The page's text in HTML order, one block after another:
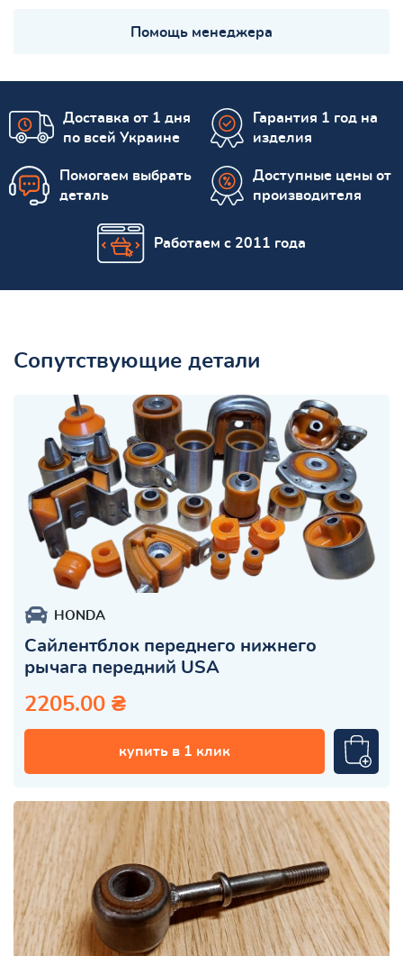
Помощь менеджера
Доставка от 1 дня
по всей Украине
Гарантия 1 год на
изделия
Помогаем выбрать
деталь
Доступные цены от
производителя
Работаем с 2011 года
Сопутствующие детали
HONDA
Сайлентблок переднего нижнего
рычага передний USA
2205.00 ₴
купить в 1 клик